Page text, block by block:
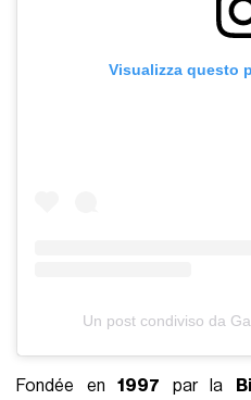
Visualizza questo
Un post condiviso da
Fondée en1997 par la